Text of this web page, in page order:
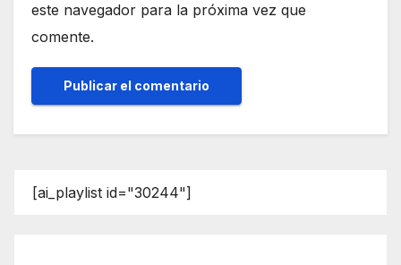
este navegador para la próxima vez que
comente.
[ai_playlist id="30244"]